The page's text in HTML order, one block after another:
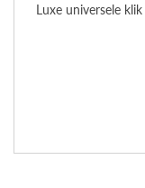
Luxe universele